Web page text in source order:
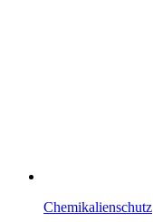
Chemikalienschutz